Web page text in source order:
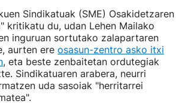
Sindikatuak (SME) Osakidetzaren
kritikatu du, udan Lehen Mailako
inguruan sortutako zalapartaren
aurten ere osasun-zentro asko itxi
, eta beste zenbaitetan ordutegiak
Sindikatuaren arabera, neurri
uda sasoiak "herritarrei